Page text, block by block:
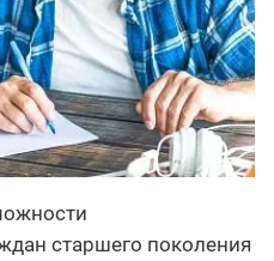
старшего поколения